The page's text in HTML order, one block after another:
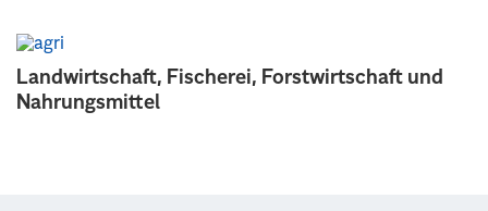
Landwirtschaft, Fischerei, Forstwirtschaft und
Nahrungsmittel